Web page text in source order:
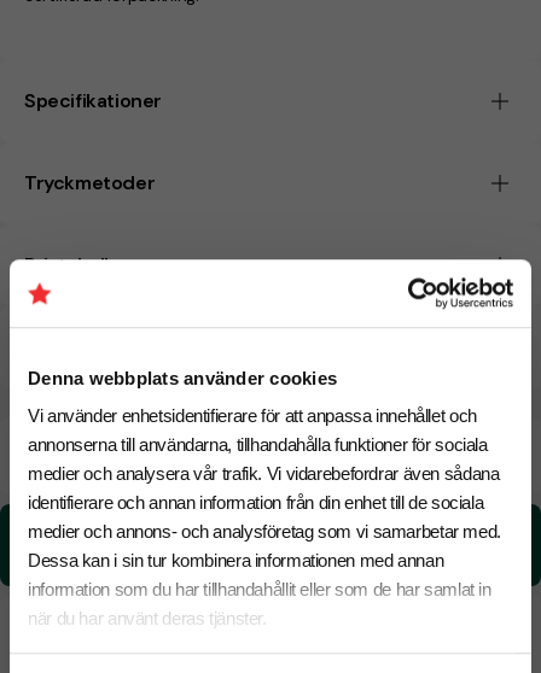
Denna webbplats använder cookies
Vi använder enhetsidentifierare för att anpassa innehållet och
annonserna till användarna, tillhandahålla funktioner för sociala
medier och analysera vår trafik. Vi vidarebefordrar även sådana
identifierare och annan information från din enhet till de sociala
medier och annons- och analysföretag som vi samarbetar med.
Dessa kan i sin tur kombinera informationen med annan
information som du har tillhandahållit eller som de har samlat in
när du har använt deras tjänster.
Specifikationer
Tryckmetoder
Pristabell
20 Augusti Beräknad leveranstid: 8 arbetsdagar
Snabbare leverans? Kontakta oss.
CO₂e -avtryck:
0.83 kg CO₂e / per styck